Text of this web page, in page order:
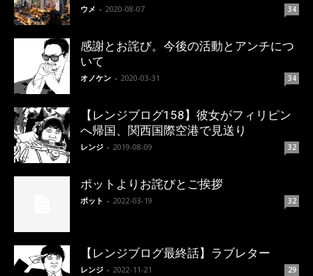
ウメ - 2020-08-07 34
感謝とお詫び。今後の活動とアンチにつ
いて
オノケン - 2020-03-31 34
【レンジブログ158】彼女がフィリピン
へ帰国、関西国際空港で見送り
レンジ - 2019-08-09 32
ポットよりお詫びとご挨拶
ポット - 2022-03-19 32
【レンジブログ最終話】ラブレター
レンジ - 2022-11-21 29